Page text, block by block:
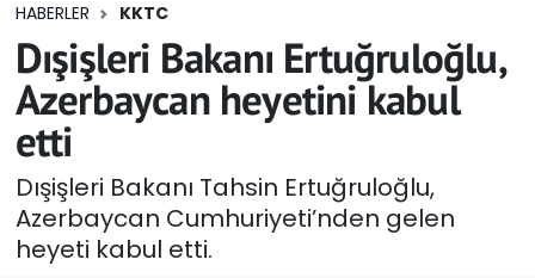
HABERLER KKTC
Dışişleri Bakanı Ertuğruloğlu,
Azerbaycan heyetini kabul
etti
Dışişleri Bakanı Tahsin Ertuğruloğlu,
Azerbaycan Cumhuriyeti’nden gelen
heyeti kabul etti.
Eğitim
Ekonomi
Foto Galeri
GEZİ
Güncel
Tüm Manşetler
Son Dakika Haberleri
Haber Arşivi